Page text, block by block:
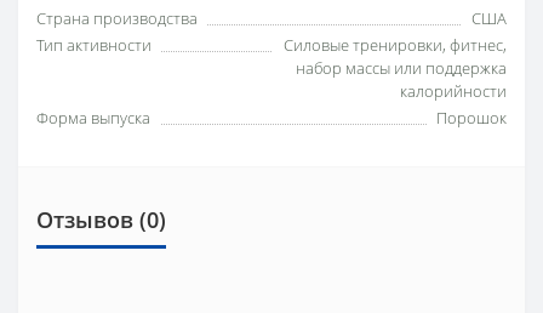
Страна производства
США
Тип активности
Силовые тренировки, фитнес,
набор массы или поддержка
калорийности
Форма выпуска
Порошок
Отзывов (0)